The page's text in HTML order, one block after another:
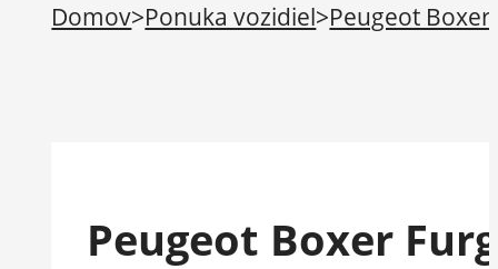
Domov>Ponuka vozidiel>Peugeot Boxer
Peugeot Boxer